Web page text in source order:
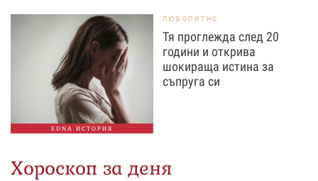
EDNA ИСТОРИЯ
ЛЮБОПИТНО
Тя проглежда след 20
години и открива
шокираща истина за
съпруга си
Хороскоп за деня